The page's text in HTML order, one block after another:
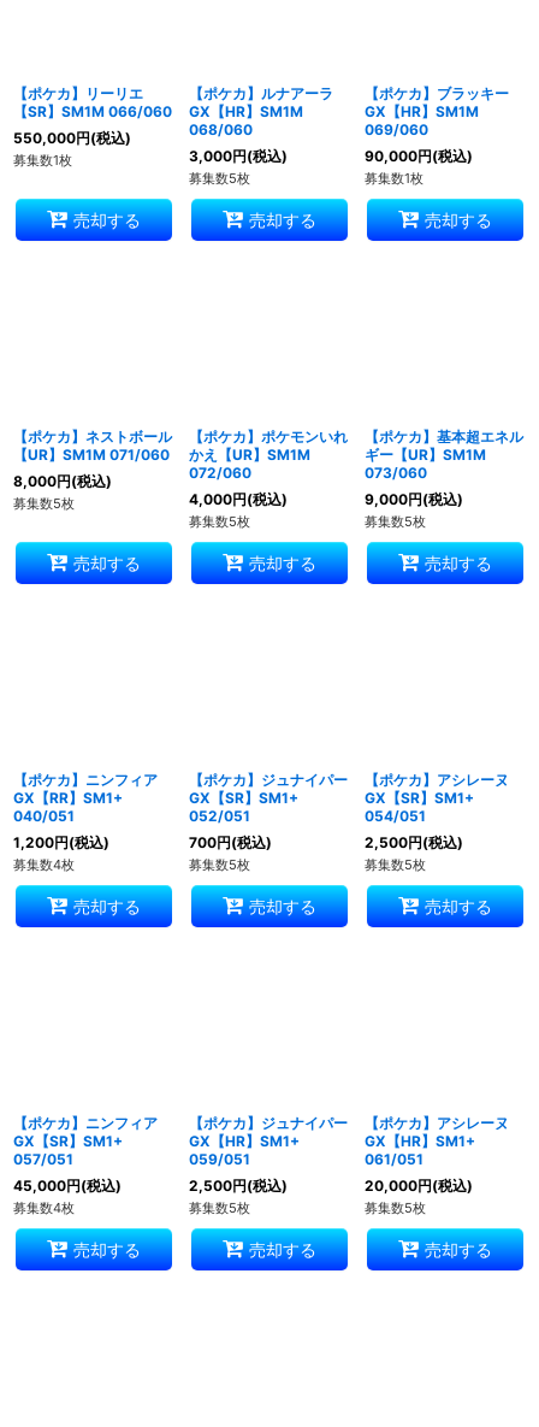
【ポケカ】リーリエ
【SR】SM1M 066/060
550,000円(税込)
募集数1枚
売却する
【ポケカ】ルナアーラ
GX【HR】SM1M
068/060
3,000円(税込)
募集数5枚
売却する
【ポケカ】ブラッキー
GX【HR】SM1M
069/060
90,000円(税込)
募集数1枚
売却する
【ポケカ】ネストボール
【UR】SM1M 071/060
8,000円(税込)
募集数5枚
売却する
【ポケカ】ポケモンいれ
かえ【UR】SM1M
072/060
4,000円(税込)
募集数5枚
売却する
【ポケカ】基本超エネル
ギー【UR】SM1M
073/060
9,000円(税込)
募集数5枚
売却する
【ポケカ】ニンフィア
GX【RR】SM1+
040/051
1,200円(税込)
募集数4枚
売却する
【ポケカ】ジュナイパー
GX【SR】SM1+
052/051
700円(税込)
募集数5枚
売却する
【ポケカ】アシレーヌ
GX【SR】SM1+
054/051
2,500円(税込)
募集数5枚
売却する
【ポケカ】ニンフィア
GX【SR】SM1+
057/051
45,000円(税込)
募集数4枚
売却する
【ポケカ】ジュナイパー
GX【HR】SM1+
059/051
2,500円(税込)
募集数5枚
売却する
【ポケカ】アシレーヌ
GX【HR】SM1+
061/051
20,000円(税込)
募集数5枚
売却する